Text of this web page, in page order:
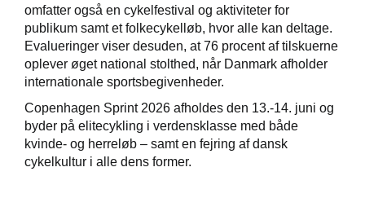
omfatter også en cykelfestival og aktiviteter for
publikum samt et folkecykelløb, hvor alle kan deltage.
Evalueringer viser desuden, at 76 procent af tilskuerne
oplever øget national stolthed, når Danmark afholder
internationale sportsbegivenheder.
Copenhagen Sprint 2026 afholdes den 13.-14. juni og
byder på elitecykling i verdensklasse med både
kvinde- og herreløb – samt en fejring af dansk
cykelkultur i alle dens former.